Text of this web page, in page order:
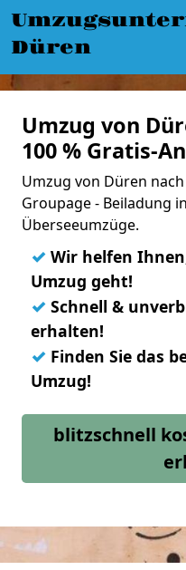
Düren
Umzug von
100 % Gratis-
Umzug von Düren
Groupage - Beiladung
Überseeumzüge.
✓ Wir helfen
Umzug geht!
✓ Schnell &
erhalten!
✓ Finden Sie das
Umzug!
blitzschnell